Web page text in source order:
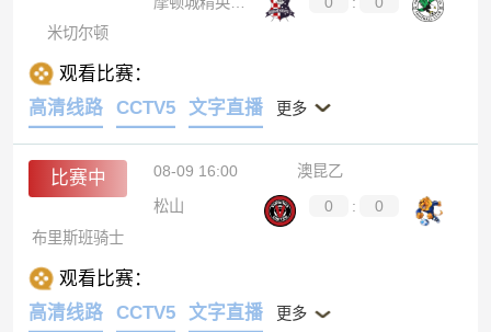
米切尔顿
观看比赛：
高清线路
CCTV5 文字直播 更多
比赛中 08-09 16:00
澳昆乙
松山
0 :
0
布里斯班骑士
观看比赛：
高清线路
CCTV5 文字直播 更多